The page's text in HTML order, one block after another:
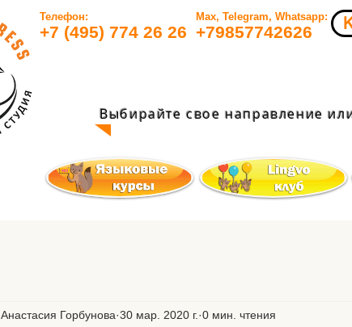
Телефон:
+7 (495) 774 26 26​
Max, Telegram, Whatsapp:
+79857742626​
Выбирайте свое направление
Анастасия Горбунова 30 мар. 2020 г. 0 мин. чтения